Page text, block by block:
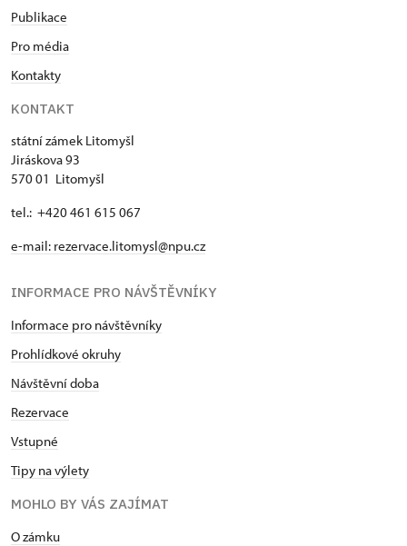
Publikace
Pro média
Kontakty
KONTAKT
státní zámek Litomyšl
Jiráskova 93
570 01 Litomyšl
tel.: +420 461 615 067
e-mail: rezervace.litomysl@npu.cz
INFORMACE PRO NÁVŠTĚVNÍKY
Informace pro návštěvníky
Prohlídkové okruhy
Návštěvní doba
Rezervace
Vstupné
Tipy na výlety
MOHLO BY VÁS ZAJÍMAT
O zámku